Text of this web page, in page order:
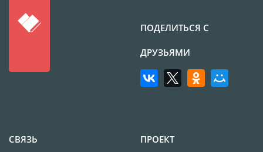
(новогод. игрушки)
Календарь карманный
Пластиковые карты
ПОДЕЛИТЬСЯ С
ДРУЗЬЯМИ
СВЯЗЬ ПРОЕКТ